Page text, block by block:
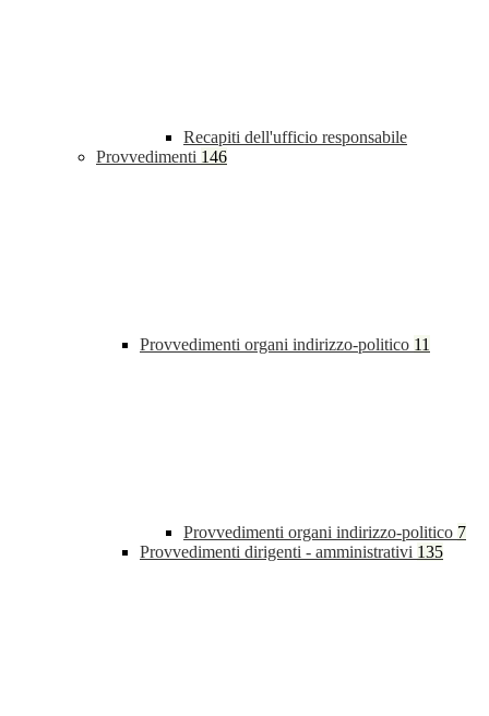
Recapiti dell'ufficio responsabile
Provvedimenti 146
Provvedimenti organi indirizzo-politico 11
Provvedimenti organi indirizzo-politico 7
Provvedimenti dirigenti - amministrativi 135